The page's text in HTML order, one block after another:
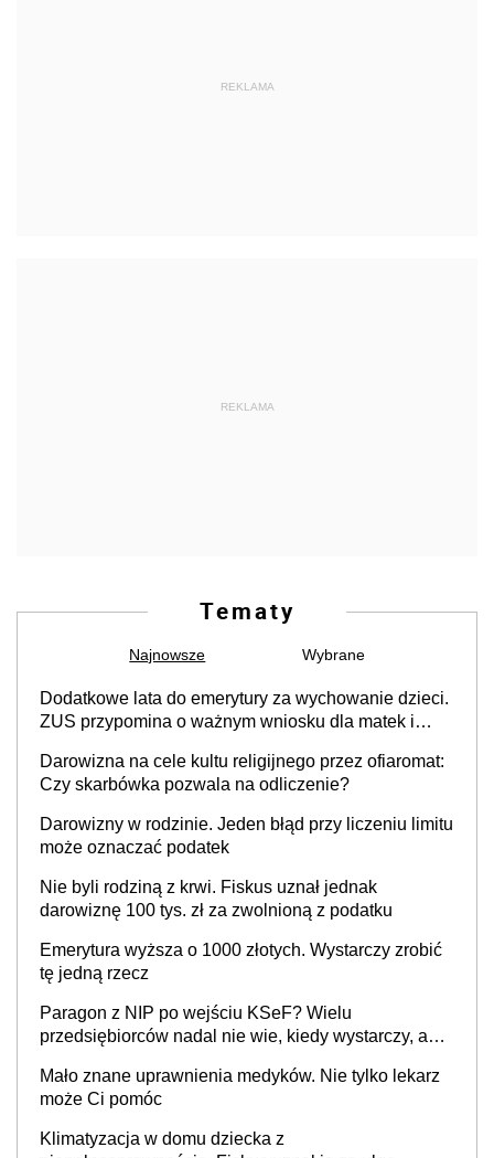
REKLAMA
REKLAMA
Tematy
Najnowsze Wybrane
Dodatkowe lata do emerytury za wychowanie dzieci.
ZUS przypomina o ważnym wniosku dla matek i
Darowizna na cele kultu religijnego przez ofiaromat:
Czy skarbówka pozwala na odliczenie?
Darowizny w rodzinie. Jeden błąd przy liczeniu limitu
może oznaczać podatek
Nie byli rodziną z krwi. Fiskus uznał jednak
darowiznę 100 tys. zł za zwolnioną z podatku
Emerytura wyższa o 1000 złotych. Wystarczy zrobić
tę jedną rzecz
Paragon z NIP po wejściu KSeF? Wielu
przedsiębiorców nadal nie wie, kiedy wystarczy, a
Mało znane uprawnienia medyków. Nie tylko lekarz
może Ci pomóc
Klimatyzacja w domu dziecka z